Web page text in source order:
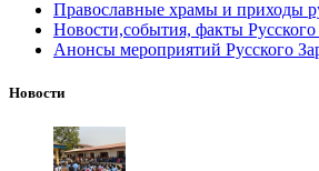
Православные храмы и приходы
Новости,события, факты Русского
Анонсы мероприятий Русского
Новости